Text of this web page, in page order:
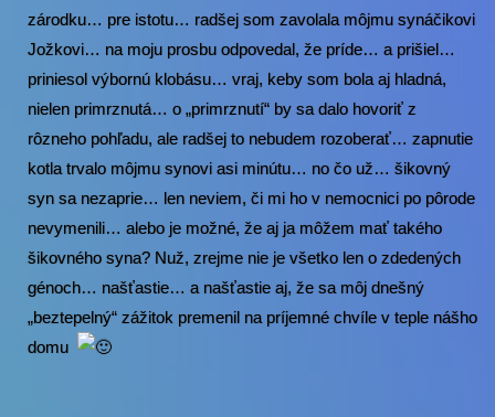
zárodku… pre istotu… radšej som zavolala môjmu synáčikovi
Jožkovi… na moju prosbu odpovedal, že príde… a prišiel…
priniesol výbornú klobásu… vraj, keby som bola aj hladná,
nielen primrznutá… o „primrznutí“ by sa dalo hovoriť z
rôzneho pohľadu, ale radšej to nebudem rozoberať… zapnutie
kotla trvalo môjmu synovi asi minútu… no čo už… šikovný
syn sa nezaprie… len neviem, či mi ho v nemocnici po pôrode
nevymenili… alebo je možné, že aj ja môžem mať takého
šikovného syna? Nuž, zrejme nie je všetko len o zdedených
génoch… našťastie… a našťastie aj, že sa môj dnešný
„beztepelný“ zážitok premenil na príjemné chvíle v teple nášho
domu